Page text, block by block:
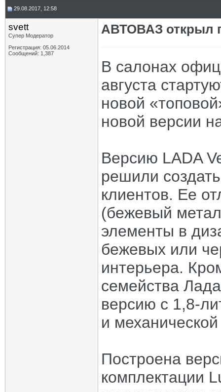
29.08.2017, 12:58
svett
Супер Модератор
Регистрация: 05.06.2014
Сообщений: 1,387
АВТОВАЗ открыл
В салонах
августа
новой
новой версии
Версию LADA
решили
клиентов. Ее
(бежевый
элементы в
бежевых или
интерьера.
семейства
версию с 1,8-
и
Построена
комплектации